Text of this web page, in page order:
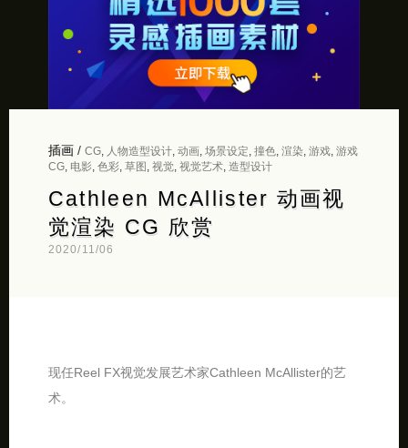
插画/ CG, 人物造型设计, 动画, 场景设定 撞色, 渲染 游戏, 游戏
CG, 电影, 色彩, 草图 视觉 视觉艺术, 造型设计
Cathleen McAllister 动画视
觉渲染 CG 欣赏
2020/11/06
现任Reel FX视觉发展艺术家Cathleen McAllister的艺
术。